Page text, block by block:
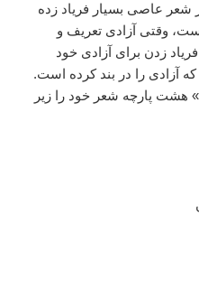
عاصی بسیار فریاد زده
وقتی آزادی تعریف و
زدن برای آزادی خود
آزادی را در بند کرده است.
هشت پارچه شعر خود را زیر